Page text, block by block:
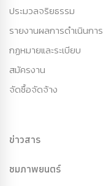
ประมวลจริยธรรม
รายงานผลการดำเนินการ
กฏหมายและระเบียบ
สมัครงาน
จัดซื้อจัดจ้าง
ข่าวสาร
ชมภาพยนตร์